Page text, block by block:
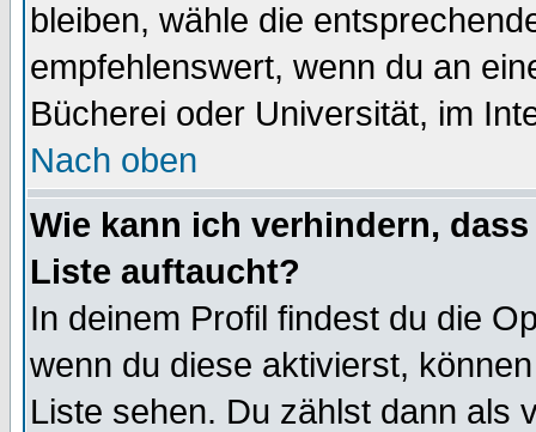
bleiben, wähle die
empfehlenswert, wenn du an
Bücherei oder Universität, im
Nach oben
Wie kann ich verhindern,
Liste auftaucht?
In deinem Profil findest du die
wenn du diese aktivierst,
Liste sehen. Du zählst dann als